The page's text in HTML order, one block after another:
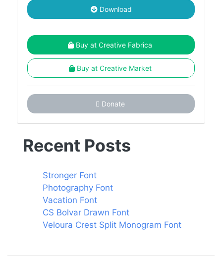
Download
Buy at Creative Fabrica
Buy at Creative Market
Donate
Recent Posts
Stronger Font
Photography Font
Vacation Font
CS Bolvar Drawn Font
Veloura Crest Split Monogram Font